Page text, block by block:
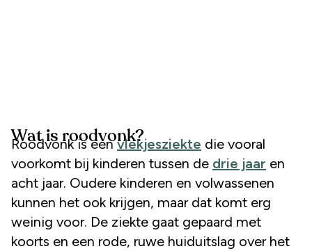
Wat is roodvonk?
Roodvonk is eenvlekjesziekte die vooral
voorkomt bij kinderen tussen de drie jaar en
acht jaar. Oudere kinderen en volwassenen
kunnen het ook krijgen, maar dat komt erg
weinig voor. De ziekte gaat gepaard met
koorts en een rode, ruwe huiduitslag over het